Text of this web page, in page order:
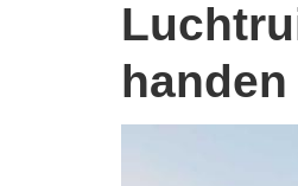
Luchtruimbewaking weer in Nederlandse
handen